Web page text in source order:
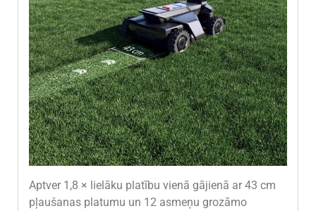
Aptver 1,8 × lielāku platību vienā gājienā ar 43 cm
pļaušanas platumu un 12 asmeņu grozāmo